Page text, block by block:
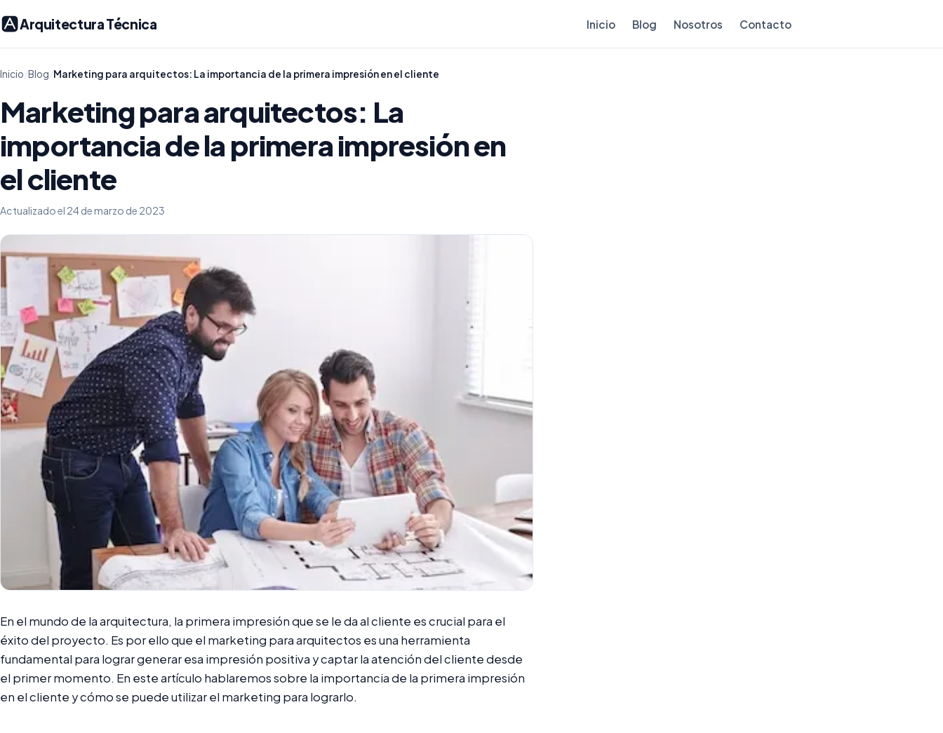
Arquitectura Técnica Inicio Blog Nosotros Contacto
Inicio/Blog/Marketing para arquitectos: La importancia de la primera impresión en el cliente
Marketing para arquitectos: La
importancia de la primera impresión en
el cliente
Actualizado el 24 de marzo de 2023
En el mundo de la arquitectura, la primera impresión que se le da al cliente es crucial para el
éxito del proyecto. Es por ello que el marketing para arquitectos es una herramienta
fundamental para lograr generar esa impresión positiva y captar la atención del cliente desde
el primer momento. En este artículo hablaremos sobre la importancia de la primera impresión
en el cliente y cómo se puede utilizar el marketing para lograrlo.